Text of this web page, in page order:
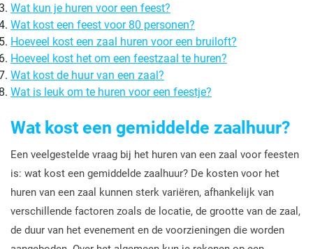
Wat kun je huren voor een feest?
Wat kost een feest voor 80 personen?
Hoeveel kost een zaal huren voor een bruiloft?
Hoeveel kost het om een feestzaal te huren?
Wat kost de huur van een zaal?
Wat is leuk om te huren voor een feestje?
Wat kost een gemiddelde zaalhuur?
Een veelgestelde vraag bij het huren van een zaal voor feesten
is: wat kost een gemiddelde zaalhuur? De kosten voor het
huren van een zaal kunnen sterk variëren, afhankelijk van
verschillende factoren zoals de locatie, de grootte van de zaal,
de duur van het evenement en de voorzieningen die worden